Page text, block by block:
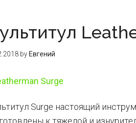
by Евгений
Surge настоящий
к тяжелой и